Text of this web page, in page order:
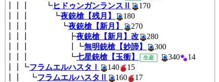
┃┃┃ ┗ヒドゥンガンランスⅡ
170
┃┃┃ ┗夜銃槍【残月】
180
┃┃┃ ┗夜銃槍【新月】
270
┃┃┃ ┣夜銃槍【新月】改
280
┃┃┃ ┃┗無明銃槍【妙諦】
300
┃┃┃ ┗七星銃槍【玉衝】 生産 340
┃┃┗フラムエルハスタⅠ 140
┃┃ ┗フラムエルハスタⅡ 160